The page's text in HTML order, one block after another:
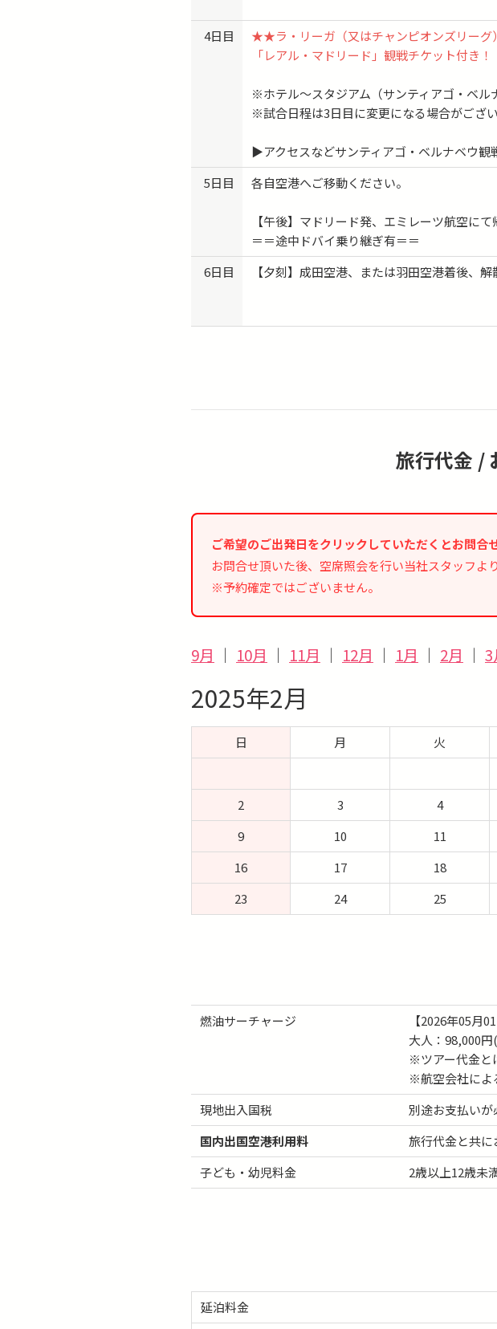
4日目
★★ラ・リーガ（又はチャンピオンズリー
「レアル・マドリード」観戦チケット付き！
※ホテル〜スタジアム（サンティアゴ・ベル
※試合日程は3日目に変更になる場合がござい
▶アクセスなどサンティアゴ・ベルナベウ観
5日目 各自空港へご移動ください。
【午後】マドリード発、エミレーツ航空に
＝＝途中ドバイ乗り継ぎ有＝＝
6日目 【夕刻】成田空港、または羽田空港着後、解
旅行代金 /
ご希望のご出発日をクリックしていただくとお問合
お問合せ頂いた後、空席照会を行い当社スタッフよ
※予約確定ではございません。
9月 ｜ 10月 ｜ 11月 ｜ 12月 ｜ 1月 ｜ 2月 ｜ 3
2025年2月
日 月 火
2
3 4
9
10 11
16
17 18
23
24 25
燃油サーチャージ
【2026年05月
大人：98,000
※ツアー代金と
※航空会社によ
現地出入国税
別途お支払いが
国内出国空港利用料
旅行代金と共
子ども・幼児料金
2歳以上12歳未
延泊料金